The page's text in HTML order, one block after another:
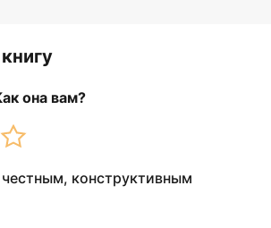
она вам?
конструктивным